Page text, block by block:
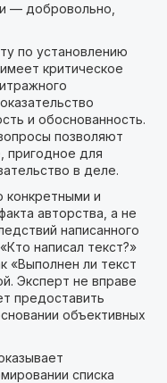
— добровольно,
по установлению
критическое
и обоснованность.
позволяют
пригодное для
в деле.
и
авторства, а не
написанного
написал текст?»
«Выполнен ли текст
Эксперт не вправе
предоставить
объективных
списка